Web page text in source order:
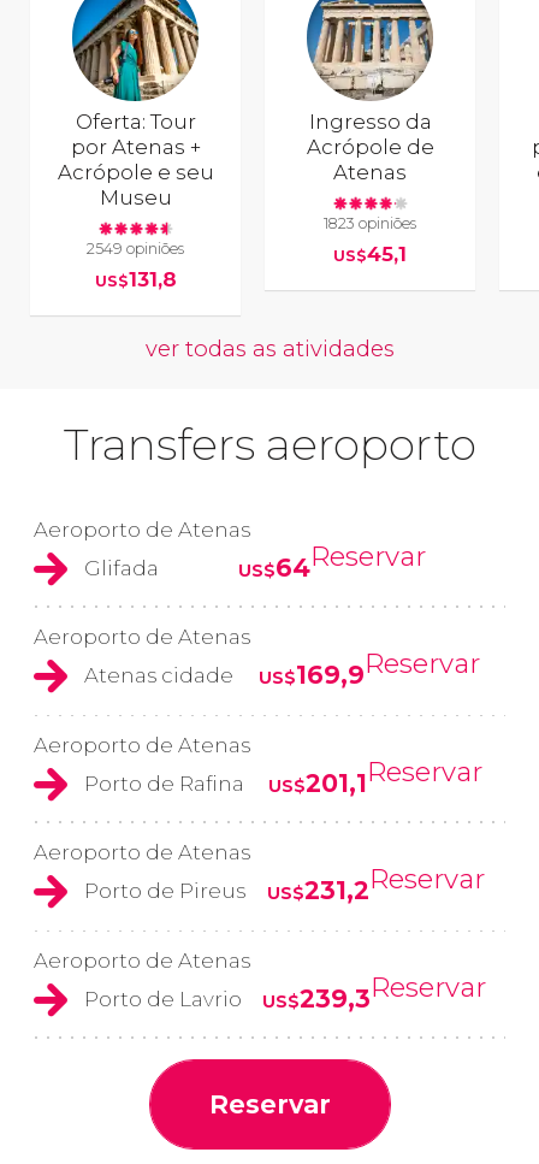
Oferta: Tour
por Atenas +
Acrópole e seu
Museu
2549 opiniões
US$131,8
Ingresso da
Acrópole de
Atenas
1823 opiniões
US$45,1
ver todas as atividades
Transfers aeroporto
Aeroporto de Atenas
Glifada
US$64Reservar
Aeroporto de Atenas
Atenas cidade
US$169,9Reservar
Aeroporto de Atenas
Porto de Rafina
US$201,1Reservar
Aeroporto de Atenas
Porto de Pireus
US$231,2Reservar
Aeroporto de Atenas
Porto de Lavrio
US$239,3Reservar
Reservar